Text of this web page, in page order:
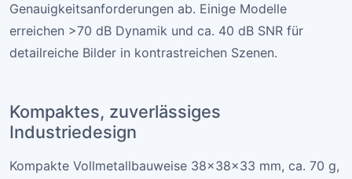
Genauigkeitsanforderungen ab. Einige Modelle
erreichen >70 dB Dynamik und ca. 40 dB SNR für
detailreiche Bilder in kontrastreichen Szenen.
Kompaktes, zuverlässiges
Industriedesign
Kompakte Vollmetallbauweise 38×38×33 mm, ca. 70 g,